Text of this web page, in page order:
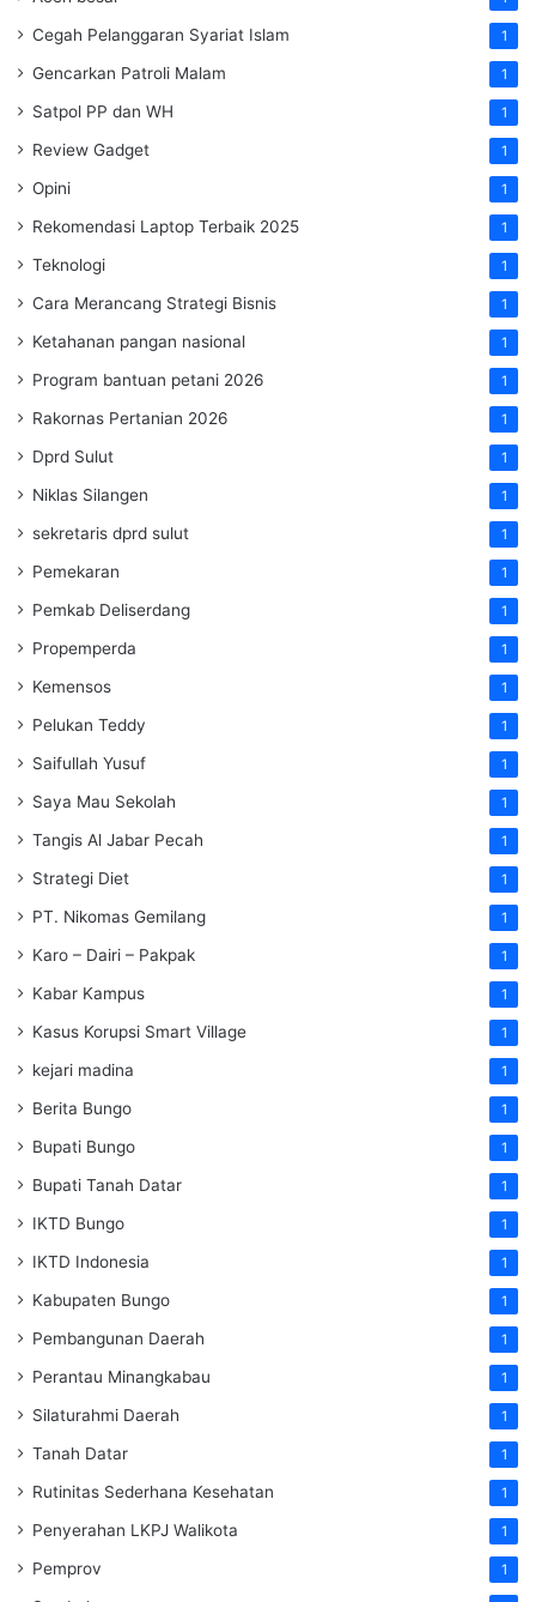
Cegah Pelanggaran Syariat Islam 1
Gencarkan Patroli Malam 1
Satpol PP dan WH 1
Review Gadget 1
Opini 1
Rekomendasi Laptop Terbaik 2025 1
Teknologi 1
Cara Merancang Strategi Bisnis 1
Ketahanan pangan nasional 1
Program bantuan petani 2026 1
Rakornas Pertanian 2026 1
Dprd Sulut 1
Niklas Silangen 1
sekretaris dprd sulut 1
Pemekaran 1
Pemkab Deliserdang 1
Propemperda 1
Kemensos 1
Pelukan Teddy 1
Saifullah Yusuf 1
Saya Mau Sekolah 1
Tangis Al Jabar Pecah 1
Strategi Diet 1
PT. Nikomas Gemilang 1
Karo – Dairi – Pakpak 1
Kabar Kampus 1
Kasus Korupsi Smart Village 1
kejari madina 1
Berita Bungo 1
Bupati Bungo 1
Bupati Tanah Datar 1
IKTD Bungo 1
IKTD Indonesia 1
Kabupaten Bungo 1
Pembangunan Daerah 1
Perantau Minangkabau 1
Silaturahmi Daerah 1
Tanah Datar 1
Rutinitas Sederhana Kesehatan 1
Penyerahan LKPJ Walikota 1
Pemprov 1